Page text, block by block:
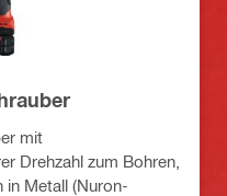
mit
Drehzahl zum Bohren,
in Metall (Nuron-